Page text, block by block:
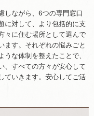
しながら、6つの専門窓口
に対して、より包括的に支
々に住む場所として選んで
ます。それぞれの悩みごと
な体制を整えたことで、
、すべての方々が安心して
ていきます。安心してご活